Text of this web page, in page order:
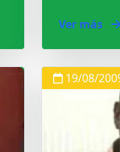
Ver más
19/08/